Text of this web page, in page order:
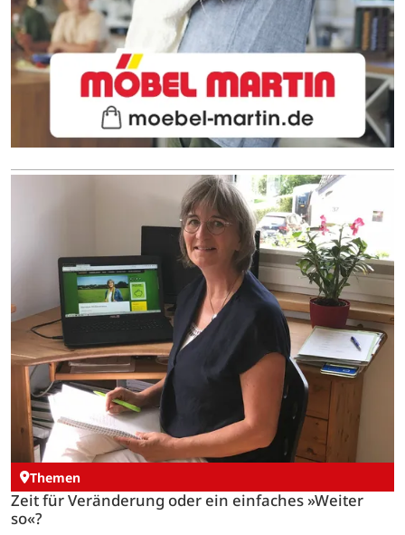
Themen
Zeit für Veränderung oder ein einfaches »Weiter
so«?